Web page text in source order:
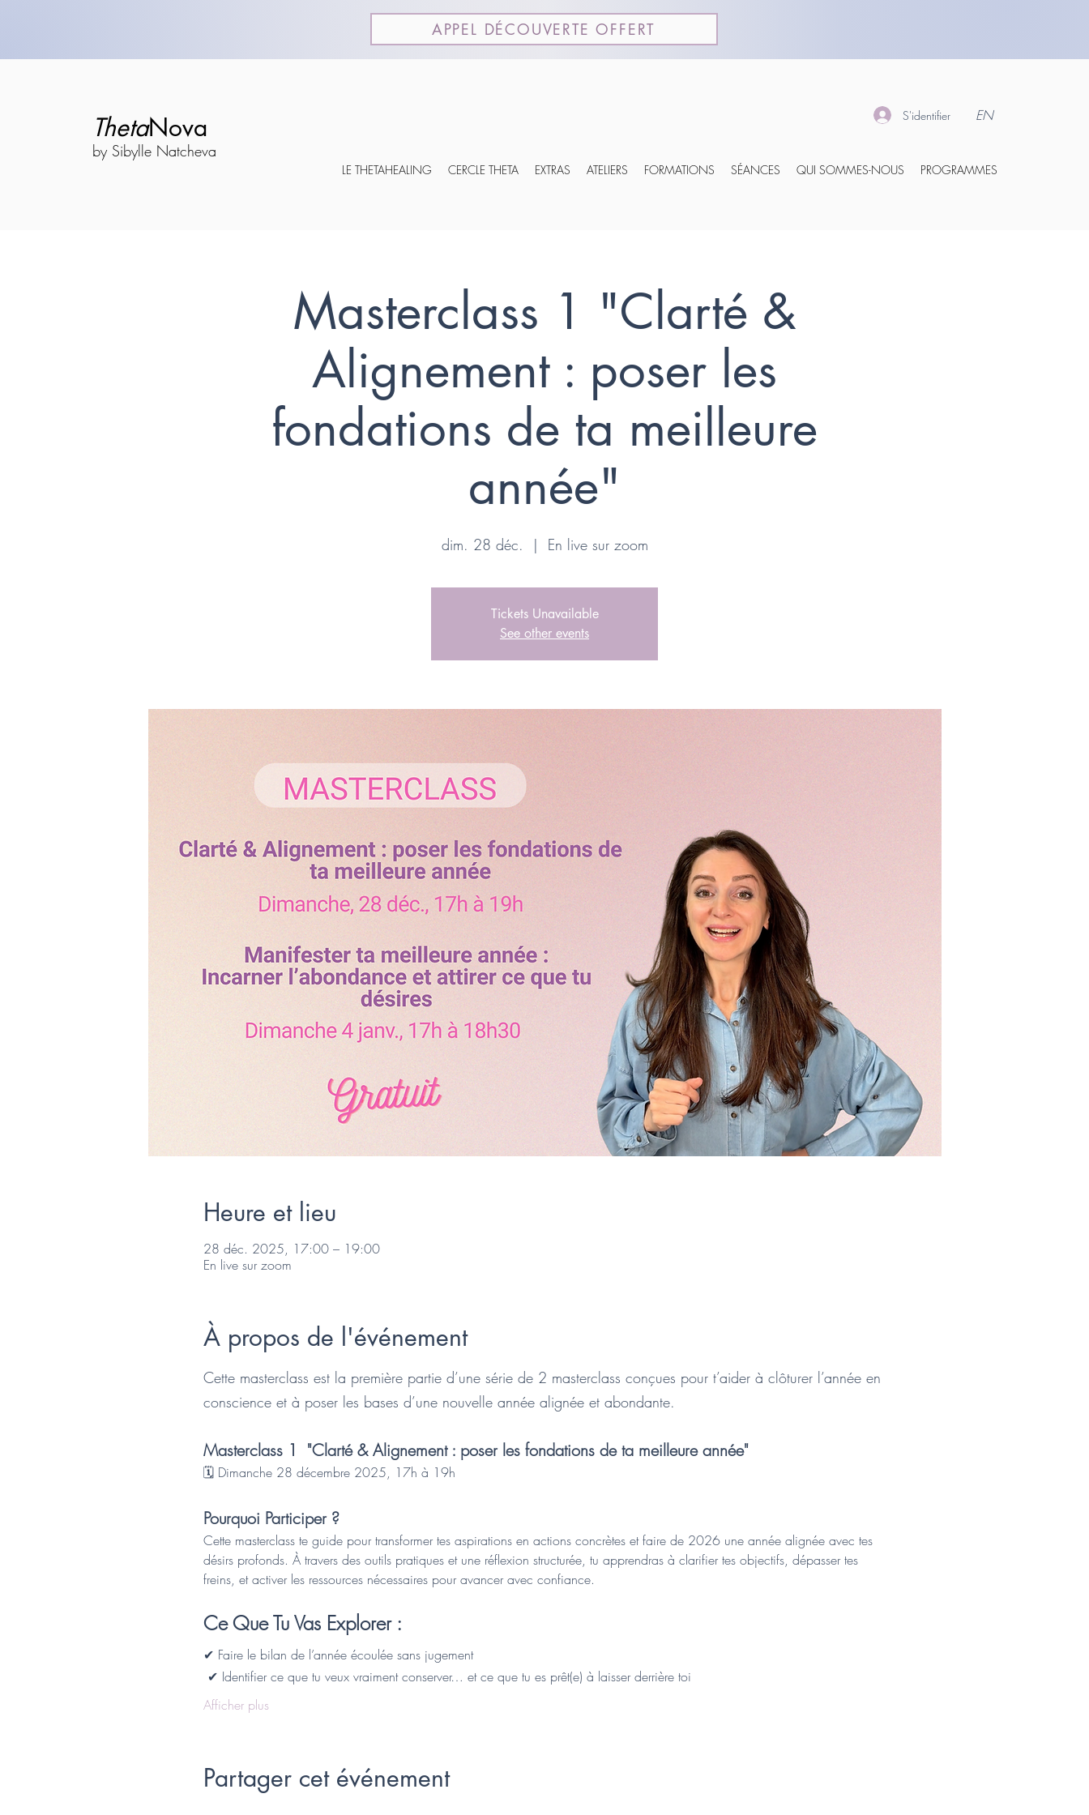
APPEL DÉCOUVERTE OFFERT
ThetaNova
by Sibylle Natcheva
S'identifier EN
LE THETAHEALING CERCLE THETA EXTRAS ATELIERS FORMATIONS SÉANCES QUI SOMMES-NOUS PROGRAMMES
Masterclass 1 "Clarté &
Alignement : poser les
fondations de ta meilleure
année"
dim. 28 déc.
  |
En live sur zoom
Tickets Unavailable
See other events
Heure et lieu
28 déc. 2025, 17:00 – 19:00
En live sur zoom
À propos de l'événement
Cette masterclass est la première partie d’une série de 2 masterclass conçues pour t’aider à clôturer l’année en
conscience et à poser les bases d’une nouvelle année alignée et abondante.
Masterclass 1  "Clarté & Alignement : poser les fondations de ta meilleure année"
🗓 Dimanche 28 décembre 2025, 17h à 19h
Pourquoi Participer ?
Cette masterclass te guide pour transformer tes aspirations en actions concrètes et faire de 2026 une année alignée avec tes
désirs profonds. À travers des outils pratiques et une réflexion structurée, tu apprendras à clarifier tes objectifs, dépasser tes
freins, et activer les ressources nécessaires pour avancer avec confiance.
Ce Que Tu Vas Explorer :
✔ Faire le bilan de l’année écoulée sans jugement
✔ Identifier ce que tu veux vraiment conserver… et ce que tu es prêt(e) à laisser derrière toi
Afficher plus
Partager cet événement